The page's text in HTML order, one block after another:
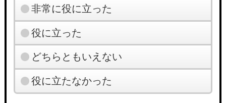
非常に役に立った
役に立った
どちらともいえない
役に立たなかった